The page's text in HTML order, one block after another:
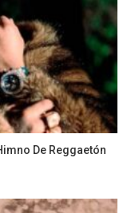
De Reggaetón